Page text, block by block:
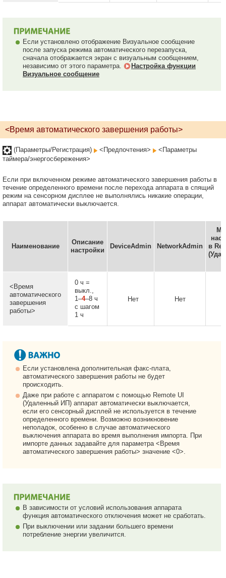
Если установлено отображение Визуальное сообщение
после запуска режима автоматического перезапуска,
сначала отображается экран с визуальным сообщением,
независимо от этого параметра.
Настройка функции
Визуальное сообщение
<Время автоматического завершения работы>
(Параметры/Регистрация) <Предпочтения>
<Параметры
таймера/энергосбережения>
Если при включенном режиме автоматического завершения работы в
течение определенного времени после перехода аппарата в спящий
режим на сенсорном дисплее не выполнялись никакие операции,
аппарат автоматически выключается.
Наименование
Описание
настройки
DeviceAdmin NetworkAdmin
в
<Время
автоматического
завершения
работы>
0 ч =
выкл.,
1–4–8 ч
с шагом
1 ч
Нет Нет
Если установлена дополнительная факс-плата,
автоматического завершения работы не будет
происходить.
Даже при работе с аппаратом с помощью Remote UI
(Удаленный ИП) аппарат автоматически выключается,
если его сенсорный дисплей не используется в течение
определенного времени. Возможно возникновение
неполадок, особенно в случае автоматического
выключения аппарата во время выполнения импорта. При
импорте данных задавайте для параметра <Время
автоматического завершения работы> значение <0>.
В зависимости от условий использования аппарата
функция автоматического отключения может не сработать.
При выключении или задании большего времени
потребление энергии увеличится.